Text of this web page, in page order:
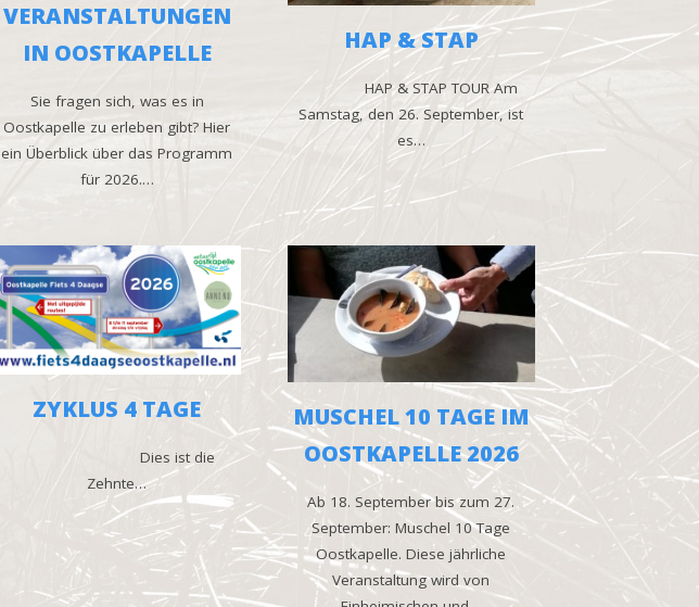
VERANSTALTUNGEN
IN OOSTKAPELLE
Sie fragen sich, was es in
Oostkapelle zu erleben gibt? Hier
ein Überblick über das Programm
für 2026.…
HAP & STAP
HAP & STAP TOUR Am
Samstag, den 26. September, ist
es…
ZYKLUS 4 TAGE
Dies ist die
Zehnte…
MUSCHEL 10 TAGE IM
OOSTKAPELLE 2026
Ab 18. September bis zum 27.
September: Muschel 10 Tage
Oostkapelle. Diese jährliche
Veranstaltung wird von